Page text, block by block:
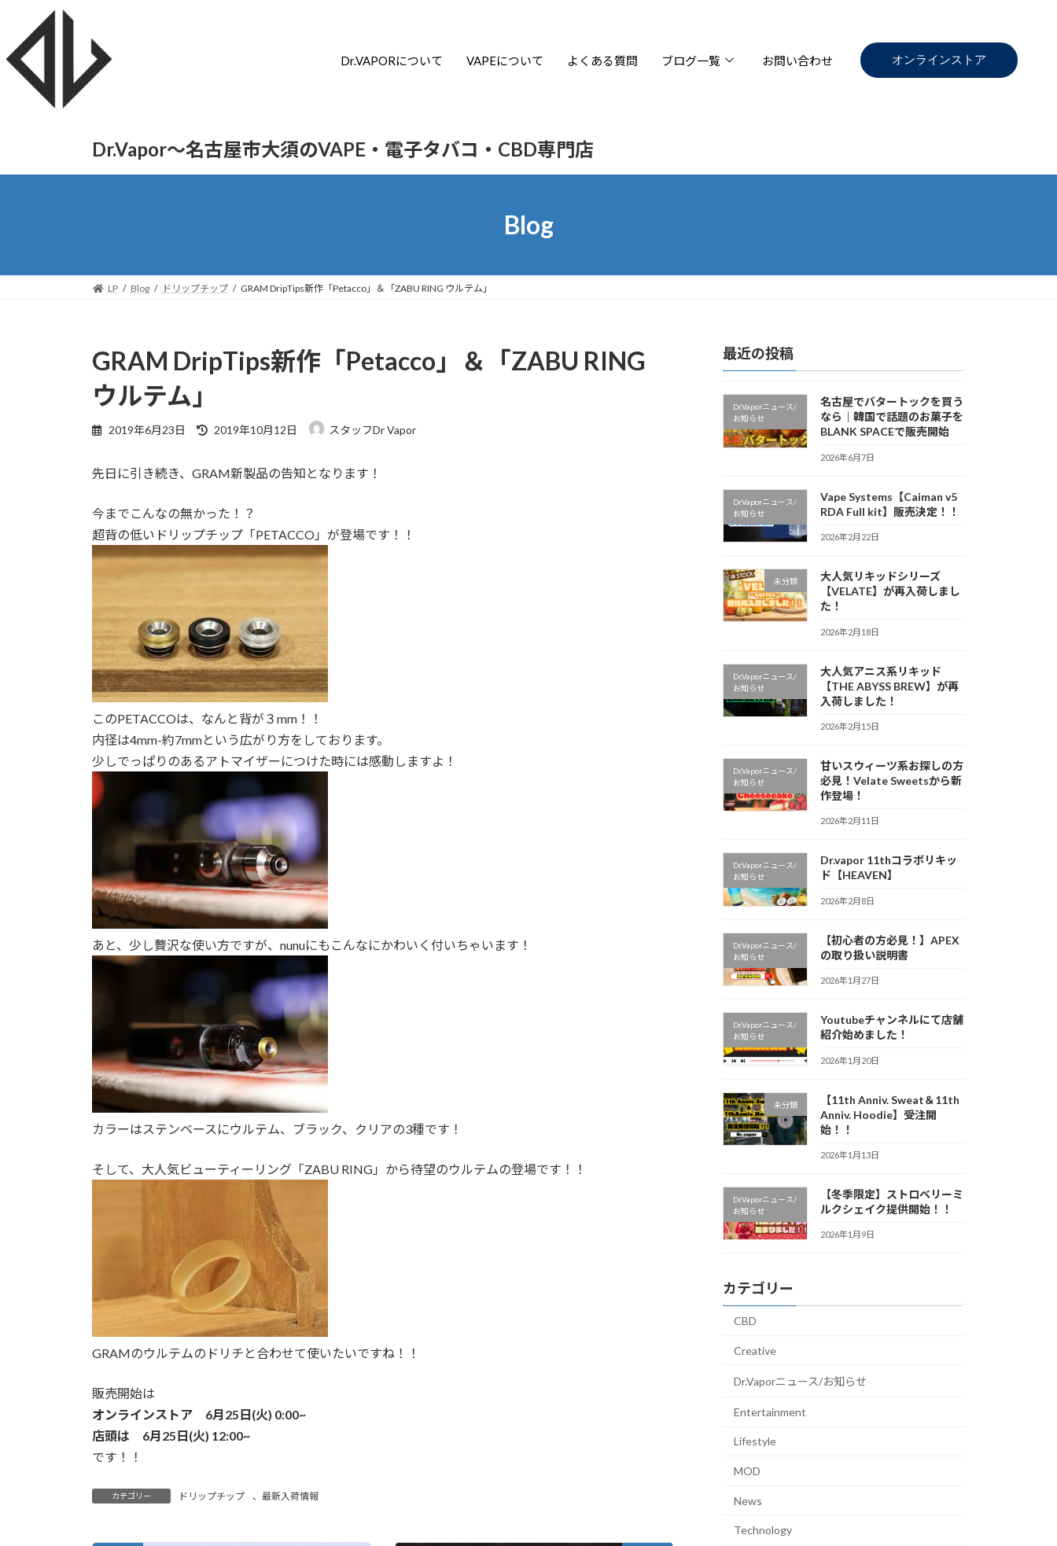
Dr.VAPORについて VAPEについて よくある質問 ブログ一覧 お問い合わせ オンラインストア
Dr.Vapor〜名古屋市大須のVAPE・電子タバコ・CBD専門店
Blog
LP Blog ドリップチップ GRAM DripTips新作「Petacco」＆「ZABU RING ウルテム」
GRAM DripTips新作「Petacco」＆「ZABU RING
ウルテム」
2019年6月23日 2019年10月12日 スタッフDr Vapor
先日に引き続き、GRAM新製品の告知となります！
今までこんなの無かった！？
超背の低いドリップチップ「PETACCO」が登場です！！
このPETACCOは、なんと背が３mm！！
内径は4mm-約7mmという広がり方をしております。
少しでっぱりのあるアトマイザーにつけた時には感動しますよ！
あと、少し贅沢な使い方ですが、nunuにもこんなにかわいく付いちゃいます！
カラーはステンベースにウルテム、ブラック、クリアの3種です！
そして、大人気ビューティーリング「ZABU RING」から待望のウルテムの登場です！！
GRAMのウルテムのドリチと合わせて使いたいですね！！
販売開始は
オンラインストア 6月25日(火) 0:00~
店頭は 6月25日(火) 12:00~
です！！
カテゴリー ドリップチップ 、 最新入荷情報
最近の投稿
Dr.Vaporニュース/
お知らせ
名古屋でバタートックを買う
なら｜韓国で話題のお菓子を
BLANK SPACEで販売開始
2026年6月7日
Dr.Vaporニュース/
お知らせ
Vape Systems【Caiman v5
RDA Full kit】販売決定！！
2026年2月22日
未分類
大人気リキッドシリーズ
【VELATE】が再入荷しまし
た！
2026年2月18日
Dr.Vaporニュース/
お知らせ
大人気アニス系リキッド
【THE ABYSS BREW】が再
入荷しました！
2026年2月15日
Dr.Vaporニュース/
お知らせ
甘いスウィーツ系お探しの方
必見！Velate Sweetsから新
作登場！
2026年2月11日
Dr.Vaporニュース/
お知らせ
Dr.vapor 11thコラボリキッ
ド【HEAVEN】
2026年2月8日
Dr.Vaporニュース/
お知らせ
【初心者の方必見！】APEX
の取り扱い説明書
2026年1月27日
Dr.Vaporニュース/
お知らせ
Youtubeチャンネルにて店舗
紹介始めました！
2026年1月20日
未分類
【11th Anniv. Sweat＆11th
Anniv. Hoodie】受注開
始！！
2026年1月13日
Dr.Vaporニュース/
お知らせ
【冬季限定】ストロベリーミ
ルクシェイク提供開始！！
2026年1月9日
カテゴリー
CBD
Creative
Dr.Vaporニュース/お知らせ
Entertainment
Lifestyle
MOD
News
Technology